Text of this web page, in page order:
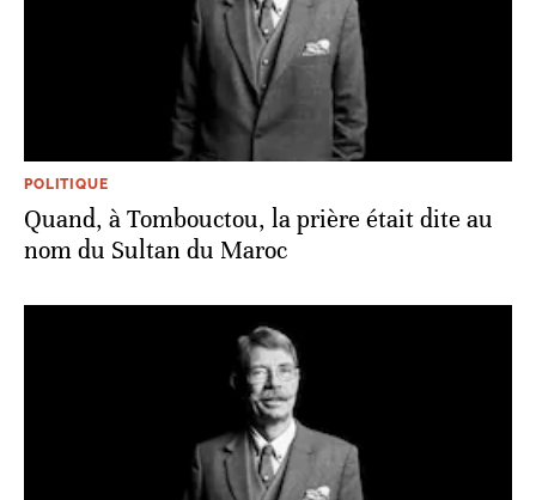
POLITIQUE
Quand, à Tombouctou, la prière était dite au
nom du Sultan du Maroc